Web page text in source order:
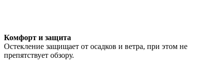
Комфорт и защита
Остекление защищает от осадков и ветра, при этом не
препятствует обзору.